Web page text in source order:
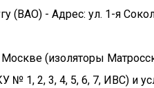
(ВАО) - Адрес: ул. 1-я
(изоляторы
№ 1, 2, 3, 4, 5, 6, 7, ИВС) и